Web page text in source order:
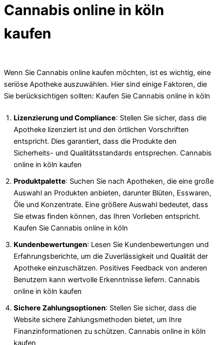
Cannabis online in köln
kaufen
Wenn Sie Cannabis online kaufen möchten, ist es wichtig, eine
seriöse Apotheke auszuwählen. Hier sind einige Faktoren, die
Sie berücksichtigen sollten: Kaufen Sie Cannabis online in köln
Lizenzierung und Compliance: Stellen Sie sicher, dass die
Apotheke lizenziert ist und den örtlichen Vorschriften
entspricht. Dies garantiert, dass die Produkte den
Sicherheits- und Qualitätsstandards entsprechen. Cannabis
online in köln kaufen
Produktpalette: Suchen Sie nach Apotheken, die eine große
Auswahl an Produkten anbieten, darunter Blüten, Esswaren,
Öle und Konzentrate. Eine größere Auswahl bedeutet, dass
Sie etwas finden können, das Ihren Vorlieben entspricht.
Kaufen Sie Cannabis online in köln
Kundenbewertungen: Lesen Sie Kundenbewertungen und
Erfahrungsberichte, um die Zuverlässigkeit und Qualität der
Apotheke einzuschätzen. Positives Feedback von anderen
Benutzern kann wertvolle Erkenntnisse liefern. Cannabis
online in köln kaufen
Sichere Zahlungsoptionen: Stellen Sie sicher, dass die
Website sichere Zahlungsmethoden bietet, um Ihre
Finanzinformationen zu schützen. Cannabis online in köln